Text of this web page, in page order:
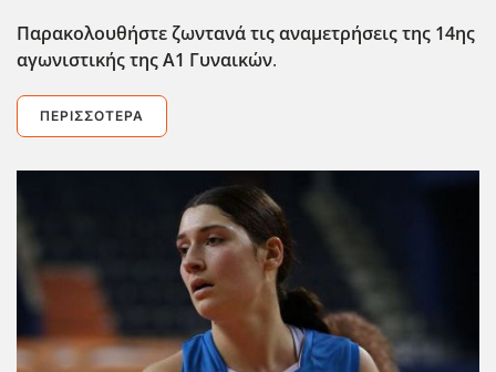
Παρακολουθήστε ζωντανά τις αναμετρήσεις της 14ης
αγωνιστικής της Α1 Γυναικών.
ΠΕΡΙΣΣΌΤΕΡΑ